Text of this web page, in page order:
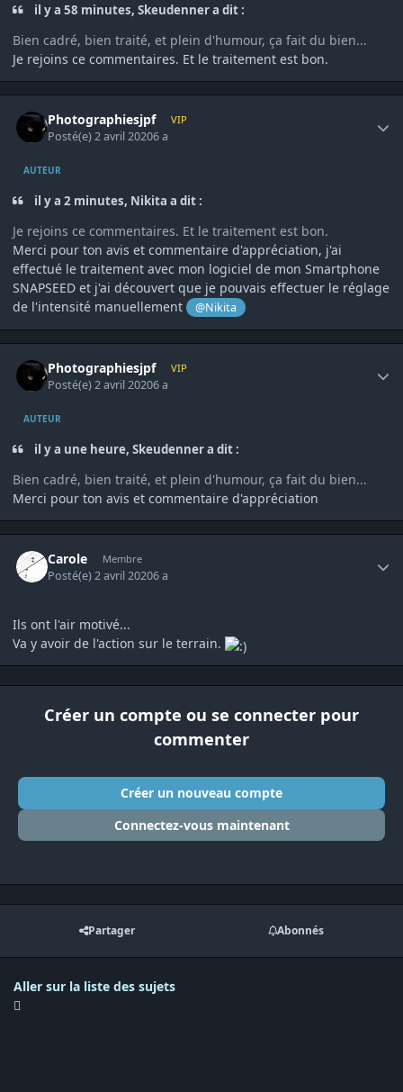
il y a 58 minutes, Skeudenner a dit :
Bien cadré, bien traité, et plein d'humour, ça fait du bien...
Je rejoins ce commentaires. Et le traitement est bon.
Photographiesjpf VIP
Posté(e)2 avril 20206 a
AUTEUR
il y a 2 minutes, Nikita a dit :
Je rejoins ce commentaires. Et le traitement est bon.
Merci pour ton avis et commentaire d'appréciation, j'ai
effectué le traitement avec mon logiciel de mon Smartphone
SNAPSEED et j'ai découvert que je pouvais effectuer le réglage
de l'intensité manuellement
@Nikita
Photographiesjpf VIP
Posté(e)2 avril 20206 a
AUTEUR
il y a une heure, Skeudenner a dit :
Bien cadré, bien traité, et plein d'humour, ça fait du bien...
Merci pour ton avis et commentaire d'appréciation
Carole Membre
Posté(e)2 avril 20206 a
Ils ont l'air motivé...
Va y avoir de l'action sur le terrain.
Créer un compte ou se connecter pour
commenter
Créer un nouveau compte
Connectez-vous maintenant
Partager Abonnés
Aller sur la liste des sujets